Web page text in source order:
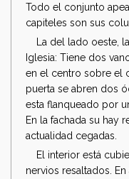
Todo el conjunto
capiteles son sus
La del lado oeste,
Iglesia: Tiene dos
en el centro sobre el
puerta se abren dos
esta flanqueado por
En la fachada su hay
actualidad cegadas.
El interior está
nervios resaltados.